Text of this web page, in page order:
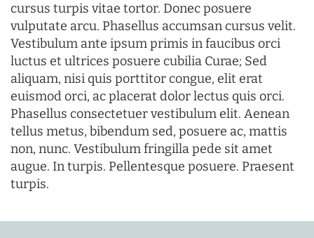
cursus turpis vitae tortor. Donec posuere
vulputate arcu. Phasellus accumsan cursus velit.
Vestibulum ante ipsum primis in faucibus orci
luctus et ultrices posuere cubilia Curae; Sed
aliquam, nisi quis porttitor congue, elit erat
euismod orci, ac placerat dolor lectus quis orci.
Phasellus consectetuer vestibulum elit. Aenean
tellus metus, bibendum sed, posuere ac, mattis
non, nunc. Vestibulum fringilla pede sit amet
augue. In turpis. Pellentesque posuere. Praesent
turpis.